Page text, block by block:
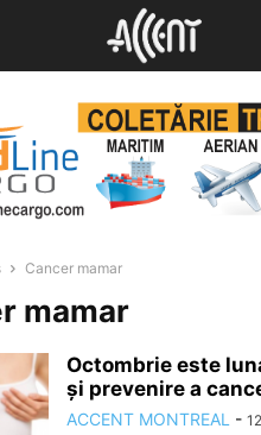
Cancer mamar
mamar
Octombrie este
și prevenire a
ACCENT MONTREAL -